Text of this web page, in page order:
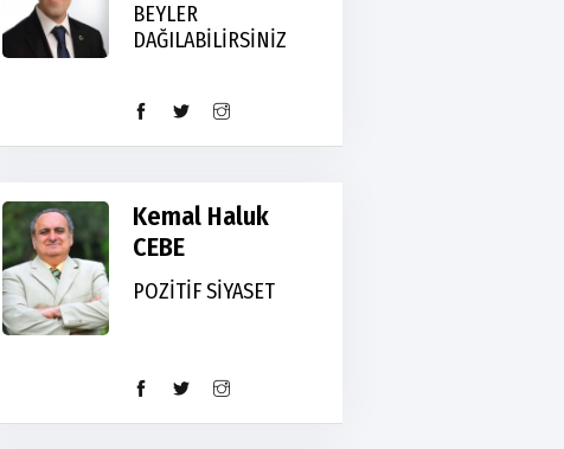
BEYLER
DAĞILABİLİRSİNİZ
Kemal Haluk
CEBE
POZİTİF SİYASET